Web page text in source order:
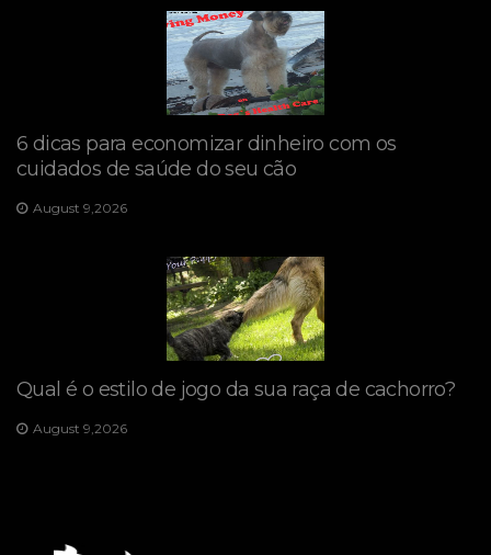
6 dicas para economizar dinheiro com os
cuidados de saúde do seu cão
August 9,2026
Qual é o estilo de jogo da sua raça de cachorro?
August 9,2026